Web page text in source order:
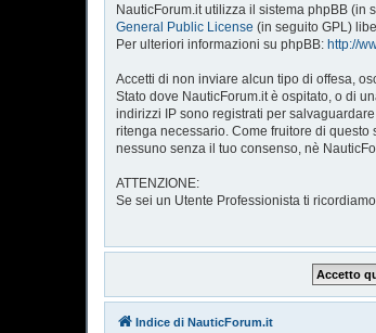
NauticForum.it utilizza il sistema phpBB (in
General Public License (in seguito GPL)
Per ulteriori informazioni su phpBB: http://
Accetti di non inviare alcun tipo di offesa,
Stato dove NauticForum.it è ospitato, o di
indirizzi IP sono registrati per
ritenga necessario. Come fruitore di
nessuno senza il tuo consenso, nè
ATTENZIONE:
Se sei un Utente Professionista ti
Indice di NauticForum.it